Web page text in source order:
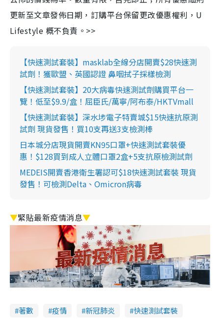
更新至文章發佈日期，訂購平台保留更改優惠權利，U
Lifestyle 概不負責。>>
【快速測試套裝】masklab全線分店開賣$28快速測
試劑！獲歐盟、英國認證 鼻咽拭子採樣檢測
【快速測試套裝】20大病毒快速測試劑購買平台一
覽！低至$9.9/盒！屈臣氏/萬寧/阿布泰/HKTVmall
【快速測試套裝】深水埗電子特賣城$15快速抗原測
試劑 現貨發售！買10支再送3支檢測棒
日本城分店現貨開賣KN95口罩+快速測試套裝優
惠！$128買到成人立體口罩2盒+5支抗原檢測試劑
MEDEIS開賣香港衛生署認可$18快速測試套裝 現貨
發售！可檢測Delta、Omicron病毒
▼緊貼最新疫情消息▼
著數 疫情 新冠肺炎
快速測試套裝